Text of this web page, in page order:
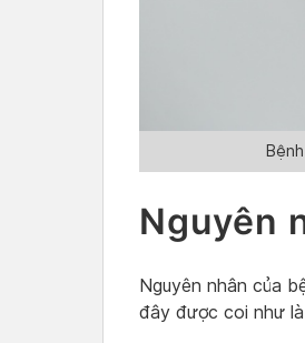
Nguyên
Nguyên nhân của
đây được coi như